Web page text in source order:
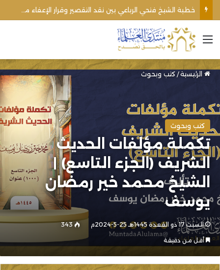
القائمة
الرئيسية/ كتب وبحوث
كتب وبحوث
تكملة مؤلفات الحديث
الشريف (الجزء التاسع) |
الشيخ محمد خير رمضان
يوسف
السبت 17 ذو القعدة 1445هـ 25-5-2024م 343
أقل من دقيقة